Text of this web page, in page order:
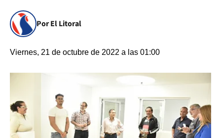
Por El Litoral
Viernes, 21 de octubre de 2022 a las 01:00